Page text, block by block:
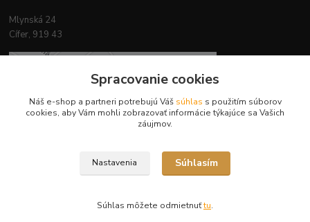
Mlynská 24
Cífer, 919 43
Spracovanie cookies
Náš e-shop a partneri potrebujú Váš súhlas s použitím súborov
cookies, aby Vám mohli zobrazovať informácie týkajúce sa Vašich
záujmov.
Nastavenia Súhlasím
Súhlas môžete odmietnuťtu.